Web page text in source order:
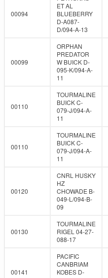
00094
ET AL
BLUEBERRY
D-A087-
D/094-A-13
00099
ORPHAN
PREDATOR
W BUICK D-
095-K/094-A-
11
00110
TOURMALINE
BUICK C-
079-J/094-A-
11
00110
TOURMALINE
BUICK C-
079-J/094-A-
11
00120
CNRL HUSKY
HZ
CHOWADE B-
049-L/094-B-
09
00130
TOURMALINE
RIGEL 04-27-
088-17
00141
PACIFIC
CANBRIAM
KOBES D-